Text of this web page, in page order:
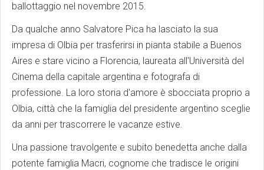
ballottaggio nel novembre 2015.
Da qualche anno Salvatore Pica ha lasciato la sua
impresa di Olbia per trasferirsi in pianta stabile a Buenos
Aires e stare vicino a Florencia, laureata all'Università del
Cinema della capitale argentina e fotografa di
professione. La loro storia d'amore è sbocciata proprio a
Olbia, città che la famiglia del presidente argentino sceglie
da anni per trascorrere le vacanze estive.
Una passione travolgente e subito benedetta anche dalla
potente famiglia Macri, cognome che tradisce le origini